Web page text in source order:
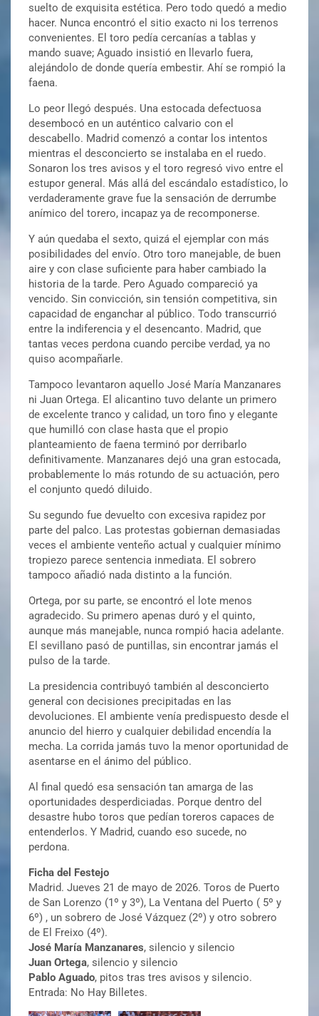
suelto de exquisita estética. Pero todo quedó a medio
hacer. Nunca encontró el sitio exacto ni los terrenos
convenientes. El toro pedía cercanías a tablas y
mando suave; Aguado insistió en llevarlo fuera,
alejándolo de donde quería embestir. Ahí se rompió la
faena.
Lo peor llegó después. Una estocada defectuosa
desembocó en un auténtico calvario con el
descabello. Madrid comenzó a contar los intentos
mientras el desconcierto se instalaba en el ruedo.
Sonaron los tres avisos y el toro regresó vivo entre el
estupor general. Más allá del escándalo estadístico, lo
verdaderamente grave fue la sensación de derrumbe
anímico del torero, incapaz ya de recomponerse.
Y aún quedaba el sexto, quizá el ejemplar con más
posibilidades del envío. Otro toro manejable, de buen
aire y con clase suficiente para haber cambiado la
historia de la tarde. Pero Aguado compareció ya
vencido. Sin convicción, sin tensión competitiva, sin
capacidad de enganchar al público. Todo transcurrió
entre la indiferencia y el desencanto. Madrid, que
tantas veces perdona cuando percibe verdad, ya no
quiso acompañarle.
Tampoco levantaron aquello José María Manzanares
ni Juan Ortega. El alicantino tuvo delante un primero
de excelente tranco y calidad, un toro fino y elegante
que humilló con clase hasta que el propio
planteamiento de faena terminó por derribarlo
definitivamente. Manzanares dejó una gran estocada,
probablemente lo más rotundo de su actuación, pero
el conjunto quedó diluido.
Su segundo fue devuelto con excesiva rapidez por
parte del palco. Las protestas gobiernan demasiadas
veces el ambiente venteño actual y cualquier mínimo
tropiezo parece sentencia inmediata. El sobrero
tampoco añadió nada distinto a la función.
Ortega, por su parte, se encontró el lote menos
agradecido. Su primero apenas duró y el quinto,
aunque más manejable, nunca rompió hacia adelante.
El sevillano pasó de puntillas, sin encontrar jamás el
pulso de la tarde.
La presidencia contribuyó también al desconcierto
general con decisiones precipitadas en las
devoluciones. El ambiente venía predispuesto desde el
anuncio del hierro y cualquier debilidad encendía la
mecha. La corrida jamás tuvo la menor oportunidad de
asentarse en el ánimo del público.
Al final quedó esa sensación tan amarga de las
oportunidades desperdiciadas. Porque dentro del
desastre hubo toros que pedían toreros capaces de
entenderlos. Y Madrid, cuando eso sucede, no
perdona.
Ficha del Festejo
Madrid. Jueves 21 de mayo de 2026. Toros de Puerto
de San Lorenzo (1º y 3º), La Ventana del Puerto ( 5º y
6º) , un sobrero de José Vázquez (2º) y otro sobrero
de El Freixo (4º).
José María Manzanares, silencio y silencio
Juan Ortega, silencio y silencio
Pablo Aguado, pitos tras tres avisos y silencio.
Entrada: No Hay Billetes.